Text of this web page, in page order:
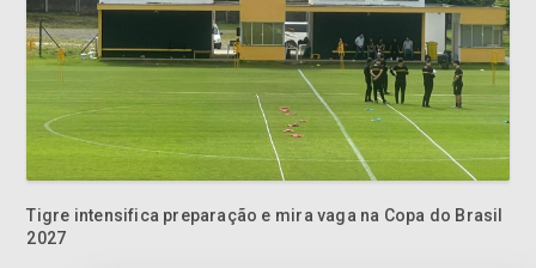
Tigre intensifica preparação e mira vaga na Copa do Brasil
2027